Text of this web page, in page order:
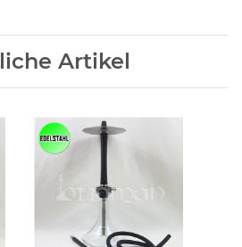
Artikel